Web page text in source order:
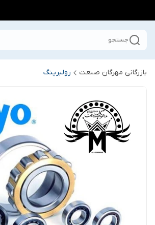
جستجو
بازرگانی مهرگان صنعت رولبرینگ